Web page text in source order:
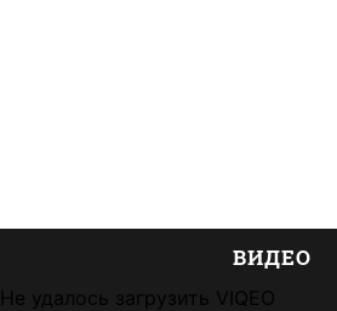
ВИДЕО
Не удалось загрузить VIQEO